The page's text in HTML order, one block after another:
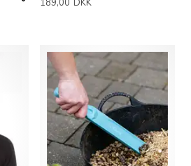
189,00 DKK